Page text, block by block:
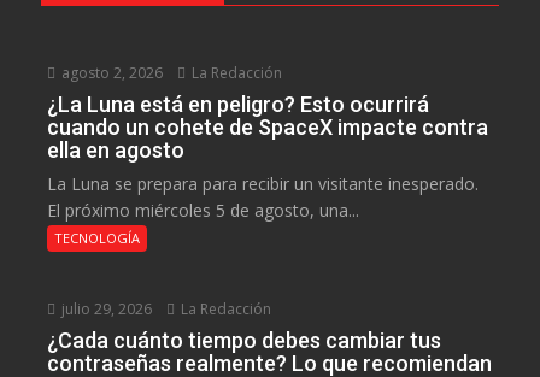
agosto 2, 2026 La Redacción
¿La Luna está en peligro? Esto ocurrirá
cuando un cohete de SpaceX impacte contra
ella en agosto
La Luna se prepara para recibir un visitante inesperado.
El próximo miércoles 5 de agosto, una...
TECNOLOGÍA
julio 29, 2026 La Redacción
¿Cada cuánto tiempo debes cambiar tus
contraseñas realmente? Lo que recomiendan